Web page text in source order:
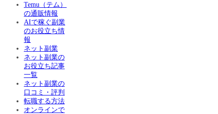
Temu（テム）
の通販情報
AIで稼ぐ副業
のお役立ち情
報
ネット副業
ネット副業の
お役立ち記事
一覧
ネット副業の
口コミ・評判
転職する方法
オンラインで